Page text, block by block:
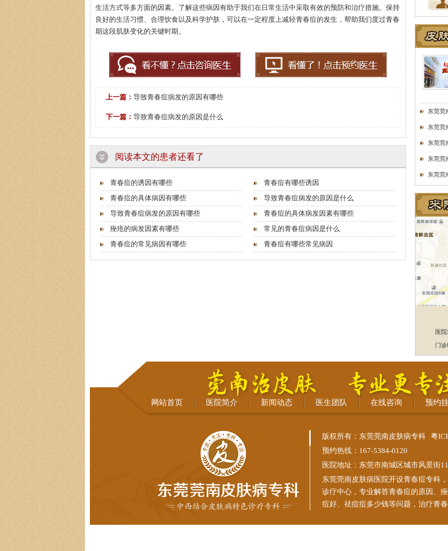
生活方式等多方面的因素。了解这些病因有助于我们在日常生活中采取有效的预防和治疗措施。保持
良好的生活习惯、合理饮食以及科学护肤，可以在一定程度上减轻青春痘的发生，帮助我们度过青春
期这段肌肤变化的关键时期。
上一篇： 导致青春痘病发的原因有哪些
下一篇： 导致青春痘病发的原因是什么
阅读本文的患者还看了
青春痘的诱因有哪些 青春痘有哪些诱因
青春痘的具体病因有哪些 导致青春痘病发的原因是什么
导致青春痘病发的原因有哪些 青春痘的具体病发因素有哪些
痤疮的病发因素有哪些 常见的青春痘病因是什么
青春痘的常见病因有哪些 青春痘有哪些常见病因
东莞莞
东莞莞
东莞莞
东莞莞
东莞莞
医
门
网站首页 医院简介 新闻动态 医生团队 在线咨询 预约
版权所有：东莞莞南皮肤病专科
粤
预约热线：167-5384-0120
医院地址：东莞市南城区城市风景街
东莞莞南皮肤病医院开设青春痘专科
诊疗中心，专业解答青春痘的原因、
痘好、祛痘痘多少钱等问题，治疗青春